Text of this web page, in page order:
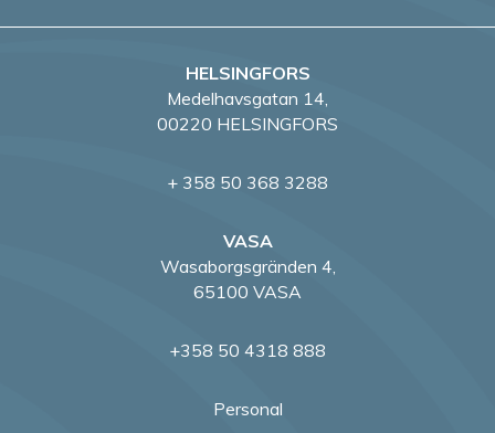
HELSINGFORS
Medelhavsgatan 14,
00220 HELSINGFORS
+ 358 50 368 3288
VASA
Wasaborgsgränden 4,
65100 VASA
+358 50 4318 888
Personal